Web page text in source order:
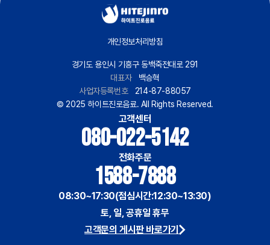
개인정보처리방침
경기도 용인시 기흥구 동백죽전대로 291
대표자
백승혁
사업자등록번호
214-87-88057
© 2025 하이트진로음료. All Rights Reserved.
고객센터
080-022-5142
전화주문
1588-7888
08:30~17:30(점심시간:12:30~13:30)
토, 일, 공휴일 휴무
고객문의 게시판 바로가기